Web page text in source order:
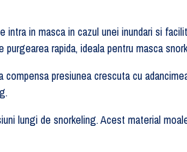
in masca in cazul unei inundari si
rapida, ideala pentru masca
presiunea crescuta cu
lungi de snorkeling. Acest material